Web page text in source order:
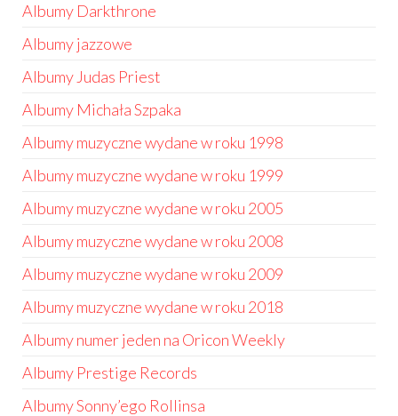
Albumy Darkthrone
Albumy jazzowe
Albumy Judas Priest
Albumy Michała Szpaka
Albumy muzyczne wydane w roku 1998
Albumy muzyczne wydane w roku 1999
Albumy muzyczne wydane w roku 2005
Albumy muzyczne wydane w roku 2008
Albumy muzyczne wydane w roku 2009
Albumy muzyczne wydane w roku 2018
Albumy numer jeden na Oricon Weekly
Albumy Prestige Records
Albumy Sonny’ego Rollinsa